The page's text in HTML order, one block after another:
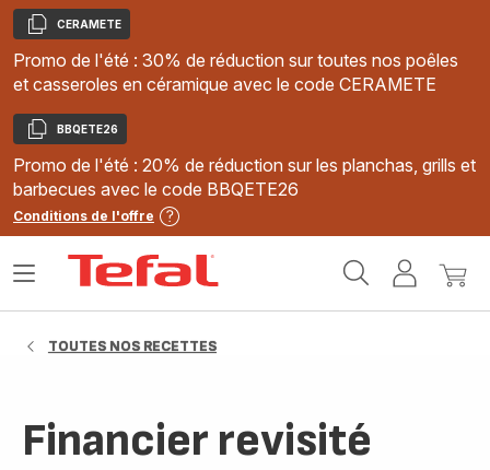
Copier
CERAMETE
Promo de l'été : 30% de réduction sur toutes nos poêles
et casseroles en céramique avec le code CERAMETE
Copier
BBQETE26
Promo de l'été : 20% de réduction sur les planchas, grills et
barbecues avec le code BBQETE26
Conditions de l'offre
MonMon
Ouvrir
TOUTES NOS RECETTES
Financier revisité